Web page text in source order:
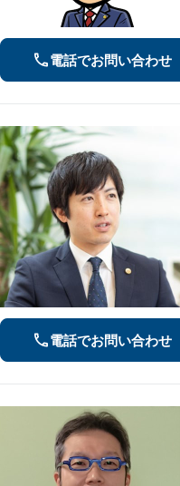
電話でお問い合わせ
電話でお問い合わせ